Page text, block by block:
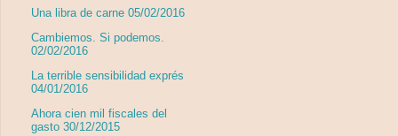
Una libra de carne 05/02/2016
Cambiemos. Si podemos.
02/02/2016
La terrible sensibilidad exprés
04/01/2016
Ahora cien mil fiscales del
gasto 30/12/2015